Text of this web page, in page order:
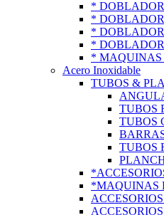
*
*
*
*
* MAQUINAS
Acero Inoxidable
TUBOS &
TUBOS
TUBOS
TUBOS
*MAQUINAS